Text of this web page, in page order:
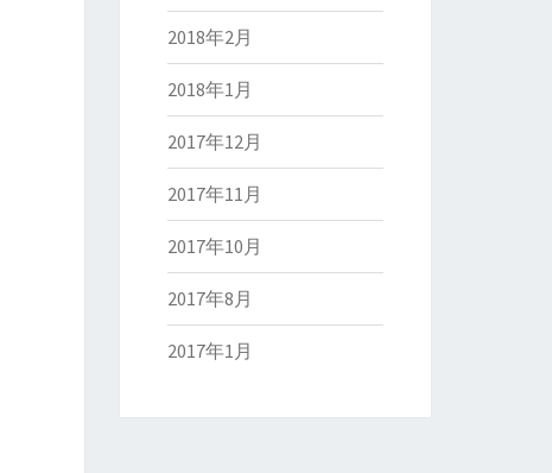
2018年2月
2018年1月
2017年12月
2017年11月
2017年10月
2017年8月
2017年1月